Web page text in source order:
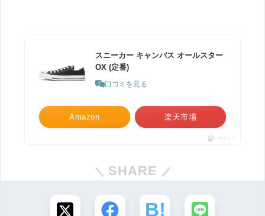
スニーカー キャンバス オールスター
OX (定番)
口コミを見る
Amazon 楽天市場
ポチップ
SHARE